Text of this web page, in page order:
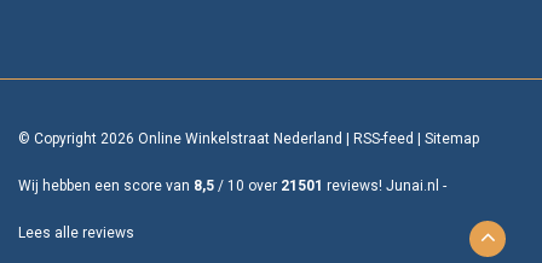
© Copyright 2026 Online Winkelstraat Nederland RSS-feed Sitemap
Wij hebben een score van 8,5 / 10 over 21501 reviews! Junai.nl -
Lees alle reviews